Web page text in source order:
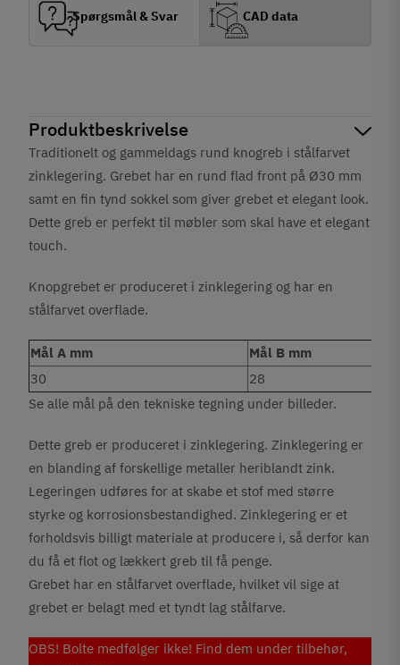
Produktbeskrivelse
Traditionelt og gammeldags rund knogreb i stålfarvet
zinklegering. Grebet har en rund flad front på Ø30 mm
samt en fin tynd sokkel som giver grebet et elegant look.
Dette greb er perfekt til møbler som skal have et elegant
touch.
Knopgrebet er produceret i zinklegering og har en
stålfarvet overflade.
Mål A mm
Mål B mm
30
28
Se alle mål på den tekniske tegning under billeder.
Dette greb er produceret i zinklegering. Zinklegering er
en blanding af forskellige metaller heriblandt zink.
Legeringen udføres for at skabe et stof med større
styrke og korrosionsbestandighed. Zinklegering er et
forholdsvis billigt materiale at producere i, så derfor kan
du få et flot og lækkert greb til få penge.
Grebet har en stålfarvet overflade, hvilket vil sige at
grebet er belagt med et tyndt lag stålfarve.
OBS! Bolte medfølger ikke! Find dem under tilbehør,
Spørgsmål & Svar CAD data